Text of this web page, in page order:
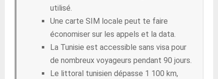
utilisé.
Une carte SIM locale peut te faire
économiser sur les appels et la data.
La Tunisie est accessible sans visa pour
de nombreux voyageurs pendant 90 jours.
Le littoral tunisien dépasse 1 100 km,